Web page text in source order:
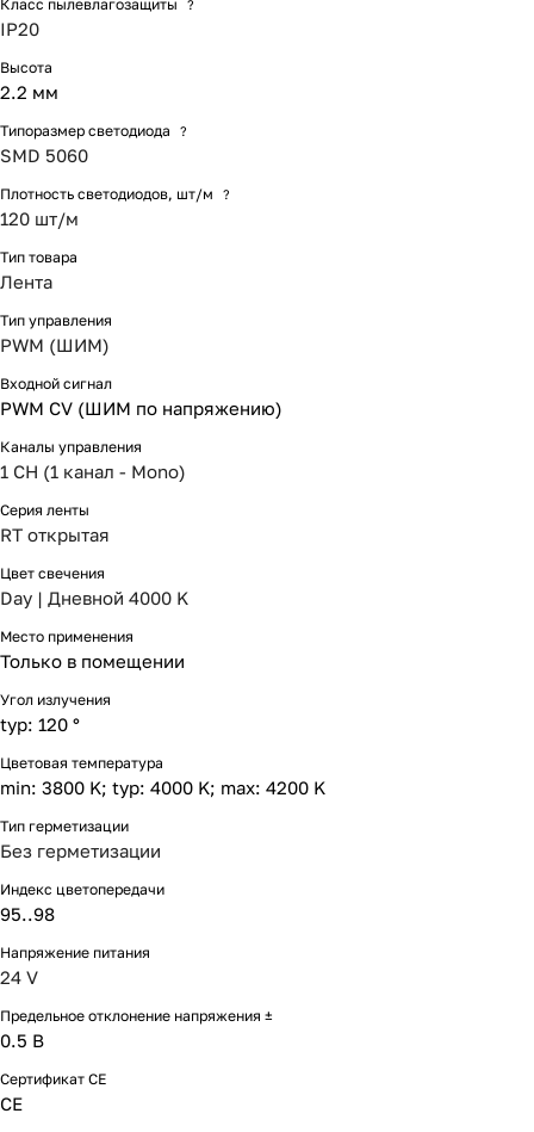
Класс пылевлагозащиты ?
IP20
Высота
2.2 мм
Типоразмер светодиода ?
SMD 5060
Плотность светодиодов, шт/м ?
120 шт/м
Тип товара
Лента
Тип управления
PWM (ШИМ)
Входной сигнал
PWM СV (ШИМ по напряжению)
Каналы управления
1 CH (1 канал - Mono)
Серия ленты
RT открытая
Цвет свечения
Day | Дневной 4000 K
Место применения
Только в помещении
Угол излучения
typ: 120 °
Цветовая температура
min: 3800 K; typ: 4000 K; max: 4200 K
Тип герметизации
Без герметизации
Индекс цветопередачи
95..98
Напряжение питания
24 V
Предельное отклонение напряжения ±
0.5 В
Сертификат CE
CE